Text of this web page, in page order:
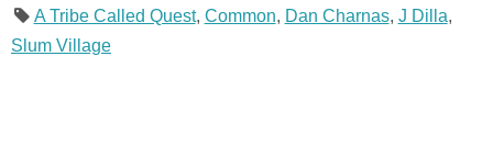
A Tribe Called Quest, Common, Dan Charnas, J Dilla,
Slum Village